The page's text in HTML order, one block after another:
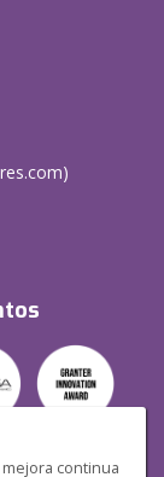
continua
)